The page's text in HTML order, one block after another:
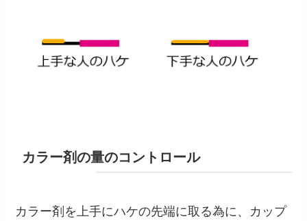
カラー剤の量のコントロール
カラー剤を上手にハケの先端に取る為に、カップ